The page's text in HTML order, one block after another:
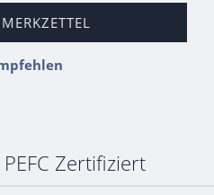
Zertifiziert